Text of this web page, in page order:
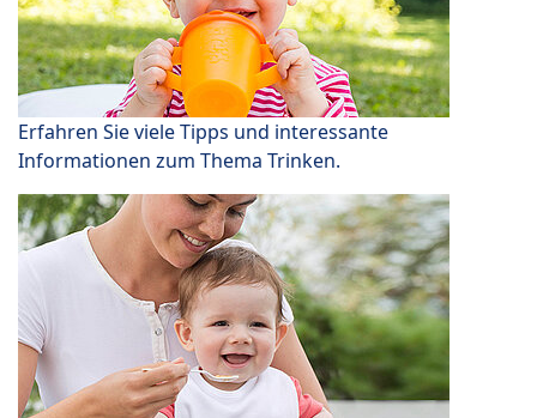
Erfahren Sie viele Tipps und interessante
Informationen zum Thema Trinken.